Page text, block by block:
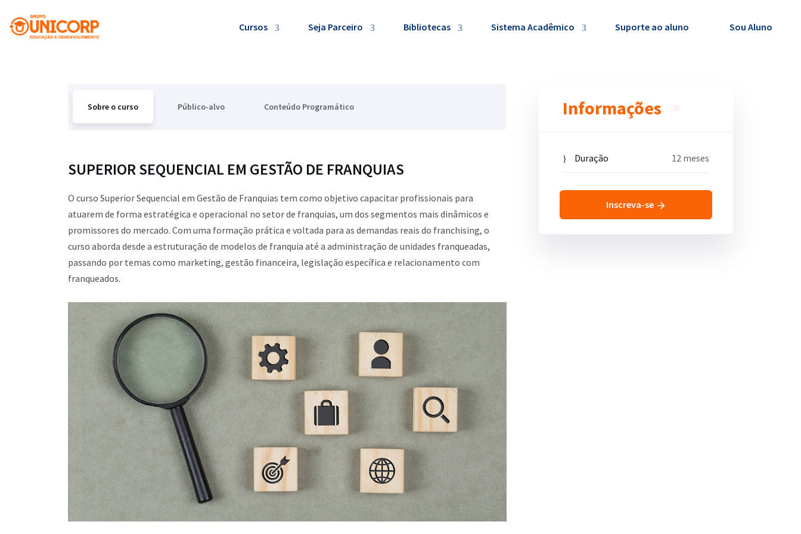
Cursos Seja Parceiro Bibliotecas Sistema Acadêmico Suporte ao aluno Sou Aluno
Sobre o curso Público-alvo Conteúdo Programático
SUPERIOR SEQUENCIAL EM GESTÃO DE FRANQUIAS
O curso Superior Sequencial em Gestão de Franquias tem como objetivo capacitar profissionais para
atuarem de forma estratégica e operacional no setor de franquias, um dos segmentos mais dinâmicos e
promissores do mercado. Com uma formação prática e voltada para as demandas reais do franchising, o
curso aborda desde a estruturação de modelos de franquia até a administração de unidades franqueadas,
passando por temas como marketing, gestão financeira, legislação específica e relacionamento com
franqueados.
Informações
Duração 12 meses
Inscreva-se